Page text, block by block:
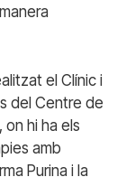
el Clínic i
del Centre de
on hi ha els
amb
Purina i la